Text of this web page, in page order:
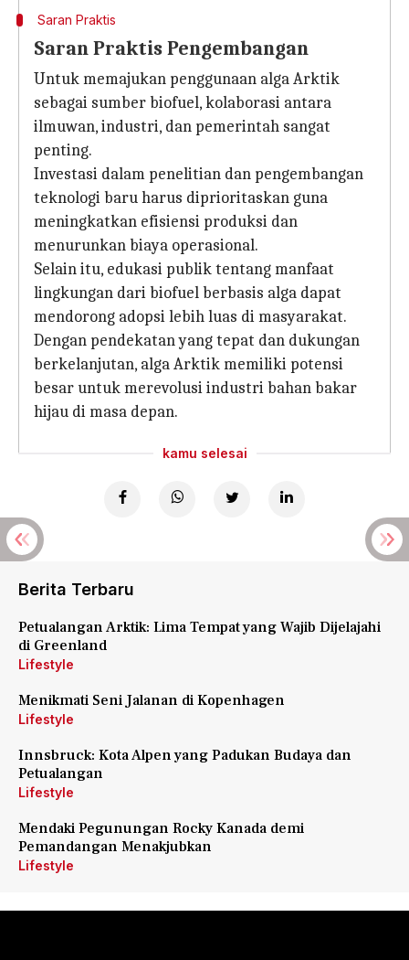
Saran Praktis
Saran Praktis Pengembangan
Untuk memajukan penggunaan alga Arktik
sebagai sumber biofuel, kolaborasi antara
ilmuwan, industri, dan pemerintah sangat
penting.
Investasi dalam penelitian dan pengembangan
teknologi baru harus diprioritaskan guna
meningkatkan efisiensi produksi dan
menurunkan biaya operasional.
Selain itu, edukasi publik tentang manfaat
lingkungan dari biofuel berbasis alga dapat
mendorong adopsi lebih luas di masyarakat.
Dengan pendekatan yang tepat dan dukungan
berkelanjutan, alga Arktik memiliki potensi
besar untuk merevolusi industri bahan bakar
hijau di masa depan.
kamu selesai
Berita Terbaru
Petualangan Arktik: Lima Tempat yang Wajib Dijelajahi
di Greenland
Lifestyle
Menikmati Seni Jalanan di Kopenhagen
Lifestyle
Innsbruck: Kota Alpen yang Padukan Budaya dan
Petualangan
Lifestyle
Mendaki Pegunungan Rocky Kanada demi
Pemandangan Menakjubkan
Lifestyle